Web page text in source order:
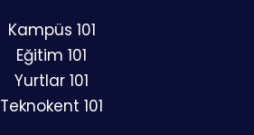
Kampüs 101
Eğitim 101
Yurtlar 101
Teknokent 101